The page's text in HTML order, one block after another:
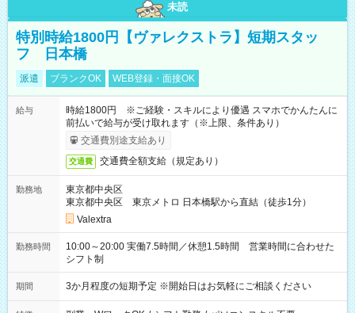
未読
特別時給1800円【ヴァレクストラ】短期スタッ
フ 日本橋
派遣 ブランクOK WEB登録・面接OK
給与
時給1800円 ※ご経験・スキルにより優遇 スマホでかんたんに
前払いで給与が受け取れます（※上限、条件あり）
交通費別途支給あり
交通費 交通費全額支給（規定あり）
勤務地
東京都中央区
東京都中央区 東京メトロ 日本橋駅から直結（徒歩1分）
Valextra
勤務時間
10:00～20:00 実働7.5時間／休憩1.5時間 営業時間に合わせた
シフト制
期間 3か月程度の短期予定 ※開始日はお気軽にご相談ください